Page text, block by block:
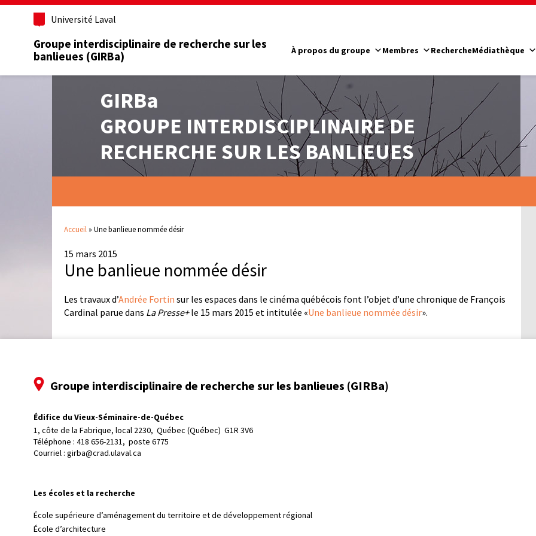
Université Laval
Groupe interdisciplinaire de recherche sur les
banlieues (GIRBa)
À propos du groupe Membres RechercheMédiathèque
GIRBa
GROUPE INTERDISCIPLINAIRE DE
RECHERCHE SUR LES BANLIEUES
Accueil » Une banlieue nommée désir
15 mars 2015
Une banlieue nommée désir
Les travaux d’Andrée Fortin sur les espaces dans le cinéma québécois font l’objet d’une chronique de François
Cardinal parue dans La Presse+le 15 mars 2015 et intitulée «Une banlieue nommée désir».
Groupe interdisciplinaire de recherche sur les banlieues (GIRBa)
Édifice du Vieux-Séminaire-de-Québec
1, côte de la Fabrique, local 2230, Québec (Québec)  G1R 3V6
Téléphone : 418 656-2131, poste 6775
Courriel : girba@crad.ulaval.ca
Les écoles et la recherche
École supérieure d’aménagement du territoire et de développement régional
École d’architecture